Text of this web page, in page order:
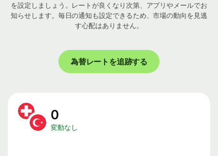
を設定しましょう。レートが良くなり次第、アプリやメールでお
知らせします。毎日の通知も設定できるため、市場の動向を見逃
す心配はありません。
為替レートを追跡する
0
変動なし